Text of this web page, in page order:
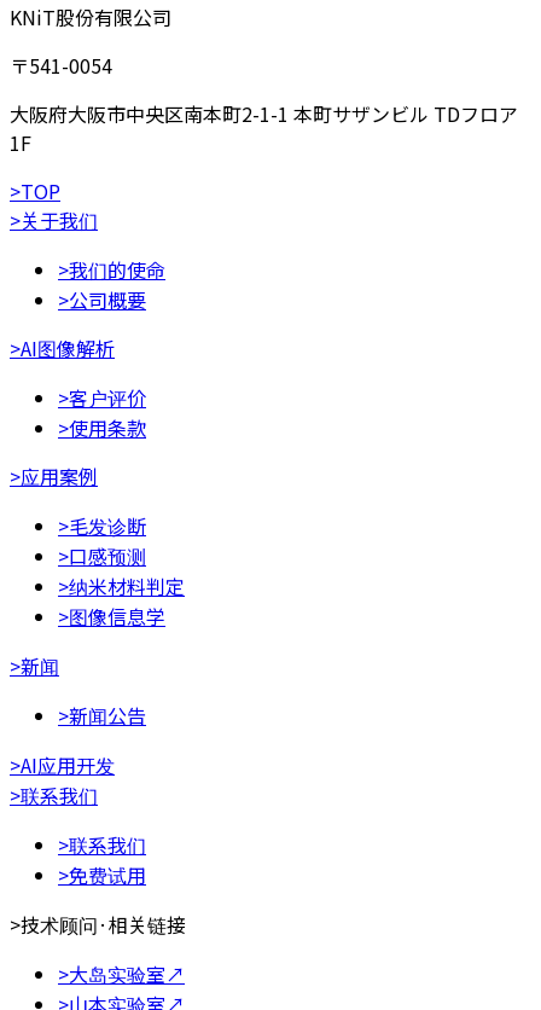
KNiT股份有限公司
〒541-0054
大阪府大阪市中央区南本町2-1-1 本町サザンビル TDフロア
1F
>TOP
>关于我们
>我们的使命
>公司概要
>AI图像解析
>客户评价
>使用条款
>应用案例
>毛发诊断
>口感预测
>纳米材料判定
>图像信息学
>新闻
>新闻公告
>AI应用开发
>联系我们
>联系我们
>免费试用
>技术顾问·相关链接
>大岛实验室↗
>山本实验室↗